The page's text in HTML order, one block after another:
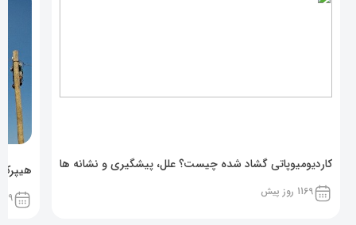
کاردیومیوپاتی گشاد شده چیست؟ علل، پیشگیری و نشانه ها
1169 روز پیش 1169